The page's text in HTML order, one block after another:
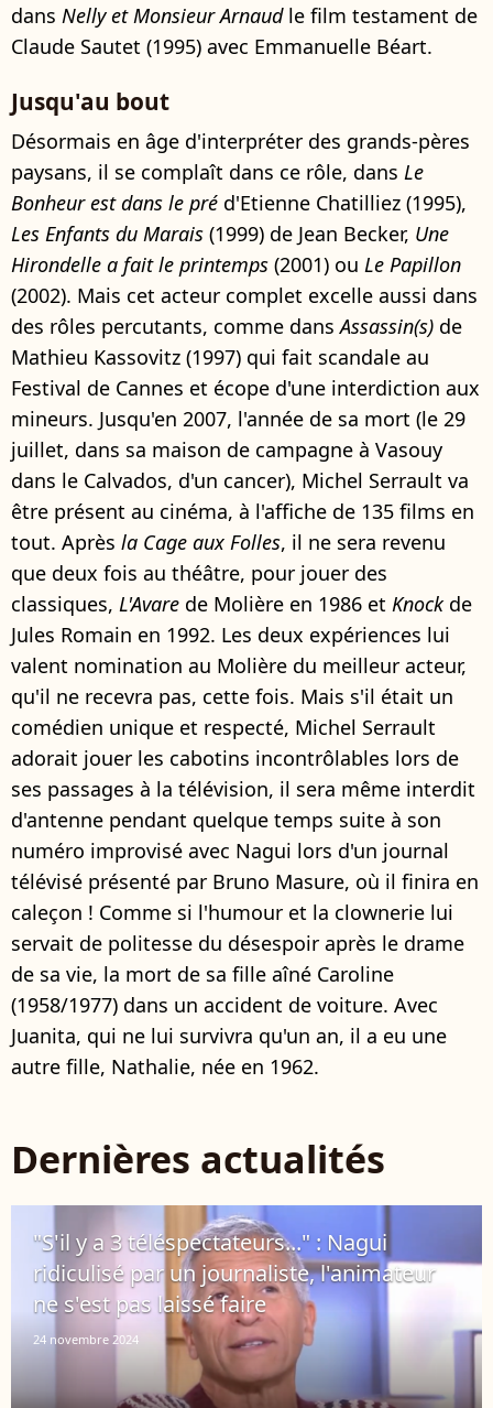
dans Nelly et Monsieur Arnaudle film testament de
Claude Sautet (1995) avec Emmanuelle Béart.
Jusqu'au bout
Désormais en âge d'interpréter des grands-pères
paysans, il se complaît dans ce rôle, dans Le
Bonheur est dans le pré d'Etienne Chatilliez (1995),
Les Enfants du Marais (1999) de Jean Becker, Une
Hirondelle a fait le printemps (2001) ou Le Papillon
(2002). Mais cet acteur complet excelle aussi dans
des rôles percutants, comme dansAssassin(s) de
Mathieu Kassovitz (1997) qui fait scandale au
Festival de Cannes et écope d'une interdiction aux
mineurs. Jusqu'en 2007, l'année de sa mort (le 29
juillet, dans sa maison de campagne à Vasouy
dans le Calvados, d'un cancer), Michel Serrault va
être présent au cinéma, à l'affiche de 135 films en
tout. Après la Cage aux Folles, il ne sera revenu
que deux fois au théâtre, pour jouer des
classiques, L'Avare de Molière en 1986 et Knockde
Jules Romain en 1992. Les deux expériences lui
valent nomination au Molière du meilleur acteur,
qu'il ne recevra pas, cette fois. Mais s'il était un
comédien unique et respecté, Michel Serrault
adorait jouer les cabotins incontrôlables lors de
ses passages à la télévision, il sera même interdit
d'antenne pendant quelque temps suite à son
numéro improvisé avec Nagui lors d'un journal
télévisé présenté par Bruno Masure, où il finira en
caleçon ! Comme si l'humour et la clownerie lui
servait de politesse du désespoir après le drame
de sa vie, la mort de sa fille aîné Caroline
(1958/1977) dans un accident de voiture. Avec
Juanita, qui ne lui survivra qu'un an, il a eu une
autre fille, Nathalie, née en 1962.
Dernières actualités
"S'il y a 3 téléspectateurs..." : Nagui
ridiculisé par un journaliste, l'animateur
ne s'est pas laissé faire
24 novembre 2024